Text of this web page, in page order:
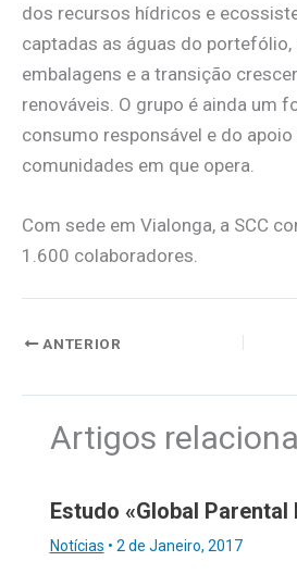
dos recursos hídricos e
captadas as águas do
embalagens e a transição
renováveis. O grupo é ainda um
consumo responsável e do
comunidades em que opera.
Com sede em Vialonga, a SCC
1.600 colaboradores.
ANTERIOR
Artigos
Estudo «Global Parental
Notícias • 2 de Janeiro, 2017